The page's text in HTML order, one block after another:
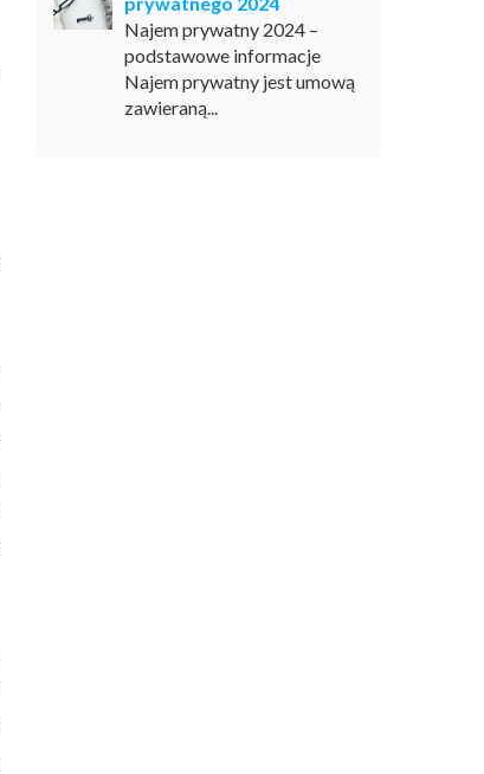
Najem prywatny 2024 –
podstawowe informacje
Najem prywatny jest umową
zawieraną...